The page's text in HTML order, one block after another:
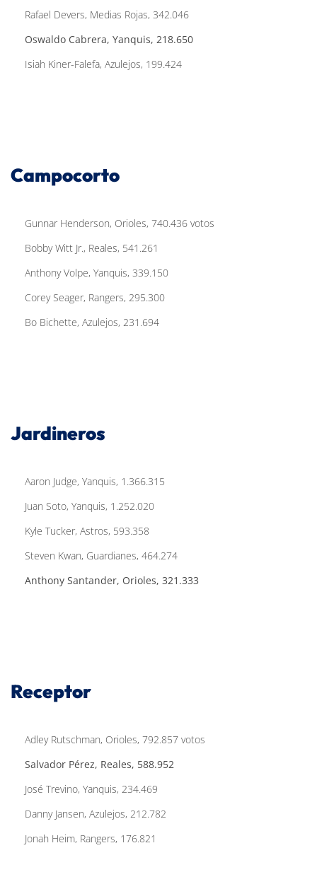
Rafael Devers, Medias Rojas, 342.046
Oswaldo Cabrera, Yanquis, 218.650
Isiah Kiner-Falefa, Azulejos, 199.424
Campocorto
Gunnar Henderson, Orioles, 740.436 votos
Bobby Witt Jr., Reales, 541.261
Anthony Volpe, Yanquis, 339.150
Corey Seager, Rangers, 295.300
Bo Bichette, Azulejos, 231.694
Jardineros
Aaron Judge, Yanquis, 1.366.315
Juan Soto, Yanquis, 1.252.020
Kyle Tucker, Astros, 593.358
Steven Kwan, Guardianes, 464.274
Anthony Santander, Orioles, 321.333
Receptor
Adley Rutschman, Orioles, 792.857 votos
Salvador Pérez, Reales, 588.952
José Trevino, Yanquis, 234.469
Danny Jansen, Azulejos, 212.782
Jonah Heim, Rangers, 176.821